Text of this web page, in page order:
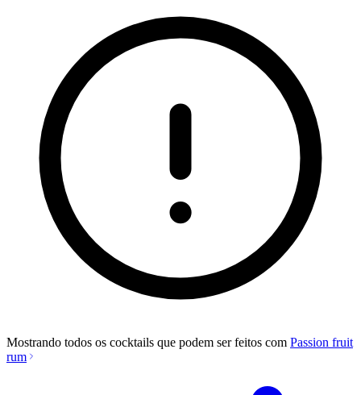
Mostrando todos os cocktails que podem ser feitos com Passion fruit
rum